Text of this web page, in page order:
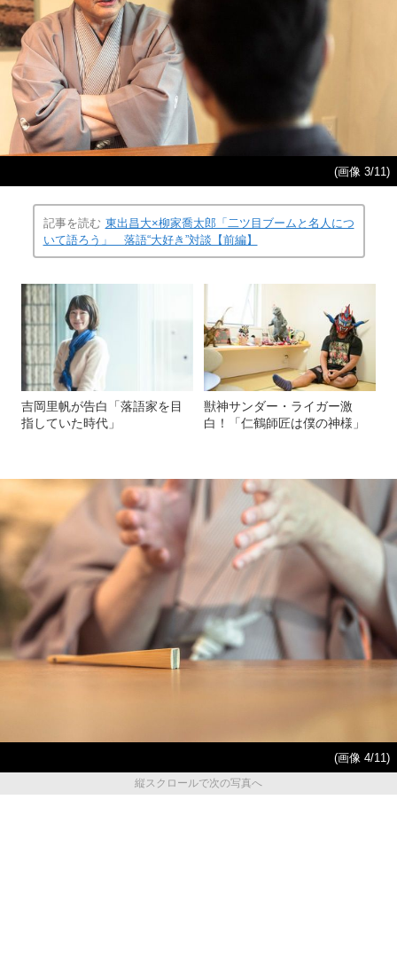
(画像 3/11)
記事を読む 東出昌大×柳家喬太郎「二ツ目ブームと名人につ
いて語ろう」 落語“大好き”対談【前編】
吉岡里帆が告白「落語家を目
指していた時代」
獣神サンダー・ライガー激
白！「仁鶴師匠は僕の神様」
(画像 4/11)
縦スクロールで次の写真へ